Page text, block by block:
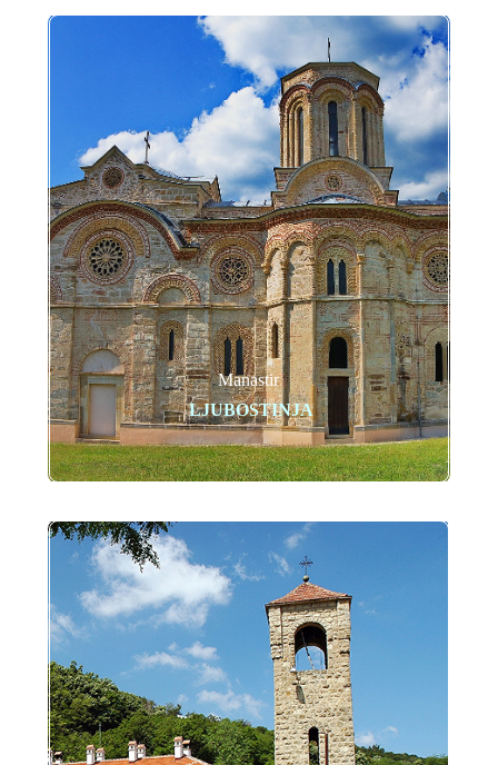
Manastir
LJUBOSTINJA